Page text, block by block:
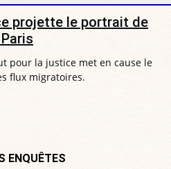
projette le portrait de
pour la justice met en cause le
flux migratoires.
ENQUÊTES